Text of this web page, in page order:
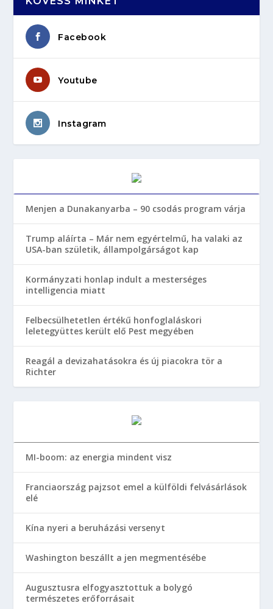
Facebook
Youtube
Instagram
Menjen a Dunakanyarba – 90 csodás program várja
Trump aláírta – Már nem egyértelmű, ha valaki az
USA-ban születik, állampolgárságot kap
Kormányzati honlap indult a mesterséges
intelligencia miatt
Felbecsülhetetlen értékű honfoglaláskori
leletegyüttes került elő Pest megyében
Reagál a devizahatásokra és új piacokra tör a
Richter
MI-boom: az energia mindent visz
Franciaország pajzsot emel a külföldi felvásárlások
elé
Kína nyeri a beruházási versenyt
Washington beszállt a jen megmentésébe
Augusztusra elfogyasztottuk a bolygó
természetes erőforrásait